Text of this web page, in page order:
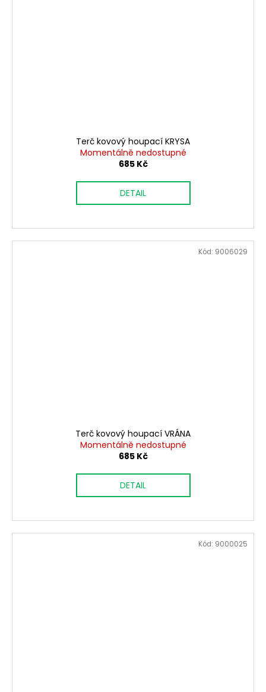
Terč kovový houpací KRYSA
Momentálně nedostupné
685 Kč
DETAIL
Terč kovový houpací VRÁNA
Momentálně nedostupné
685 Kč
DETAIL
Kód: 9006029
Kód: 9000025